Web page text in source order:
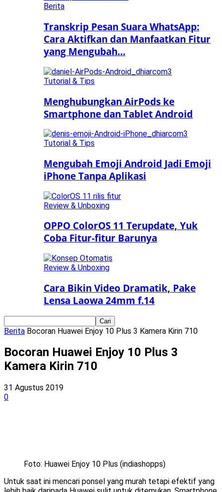
Berita
Transkrip Pesan Suara WhatsApp:
Cara Aktifkan dan Manfaatkan Fitur
yang Mengubah…
Tutorial & Tips
Menghubungkan AirPods ke
Smartphone dan Tablet Android
Tutorial & Tips
Mengubah Emoji Android Jadi Emoji
iPhone Tanpa Aplikasi
Review & Unboxing
OPPO ColorOS 11 Terupdate, Yuk
Coba Fitur-fitur Barunya
Review & Unboxing
Cara Bikin Video Dramatik, Pake
Lensa Laowa 24mm f.14
Berita Bocoran Huawei Enjoy 10 Plus 3 Kamera Kirin 710
Bocoran Huawei Enjoy 10 Plus 3
Kamera Kirin 710
31 Agustus 2019
0
Foto: Huawei Enjoy 10 Plus (indiashopps)
Untuk saat ini mencari ponsel yang murah tetapi efektif yang